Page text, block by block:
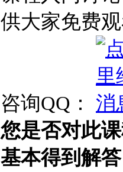
供大家免费观
咨询QQ：
您是否对此
基本得到解答